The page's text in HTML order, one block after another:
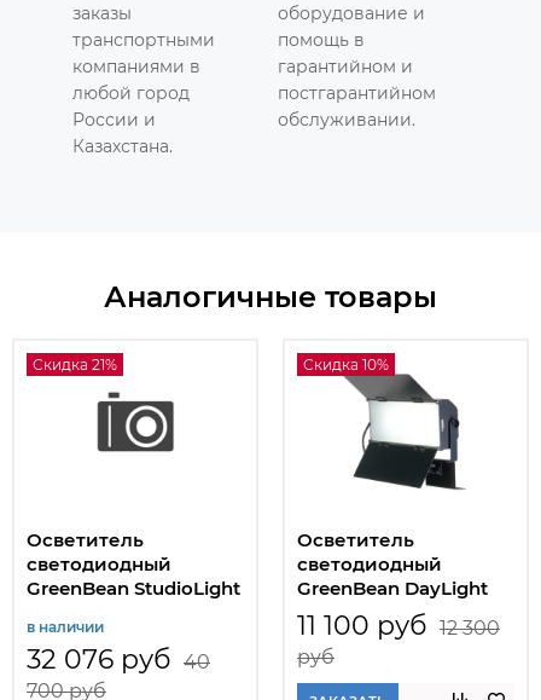
заказы
транспортными
компаниями в
любой город
России и
Казахстана.
оборудование и
помощь в
гарантийном и
постгарантийном
обслуживании.
Аналогичные товары
Скидка 21%
Осветитель
светодиодный
GreenBean StudioLight
в наличии
32 076 руб 40
700 руб
Скидка 10%
Осветитель
светодиодный
GreenBean DayLight
60 LED
11 100 руб 12 300
руб